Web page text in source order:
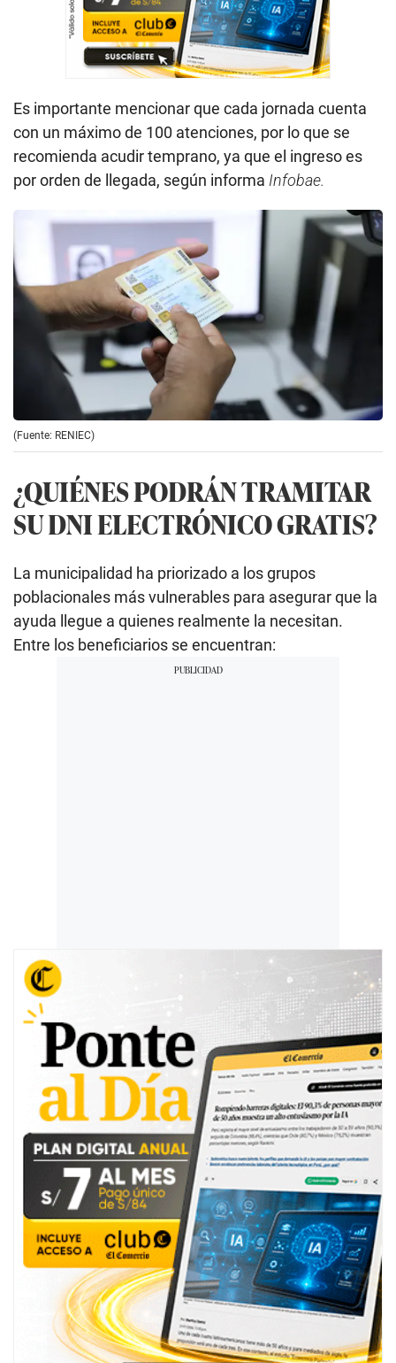
Es importante mencionar que cada jornada cuenta
con un máximo de 100 atenciones, por lo que se
recomienda acudir temprano, ya que el ingreso es
por orden de llegada, según informa Infobae.
(Fuente: RENIEC)
¿QUIÉNES PODRÁN TRAMITAR
SU DNI ELECTRÓNICO GRATIS?
La municipalidad ha priorizado a los grupos
poblacionales más vulnerables para asegurar que la
ayuda llegue a quienes realmente la necesitan.
Entre los beneficiarios se encuentran: